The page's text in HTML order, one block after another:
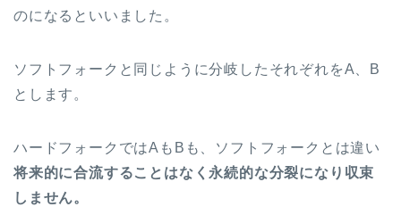
のになるといいました。
ソフトフォークと同じように分岐したそれぞれをA、B
とします。
ハードフォークではAもBも、ソフトフォークとは違い
将来的に合流することはなく永続的な分裂になり収束
しません。